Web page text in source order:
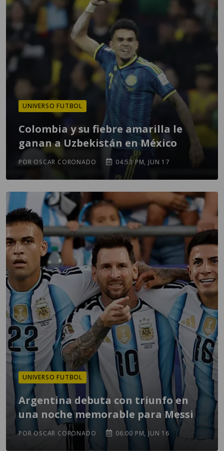
UNIVERSO FUTBOL
Colombia y su fiebre amarilla le
ganan a Uzbekistán en México
POR OSCAR CORONADO 04:53 PM, JUN 17
UNIVERSO FUTBOL
Argentina debuta con triunfo en
una noche memorable para Messi
POR OSCAR CORONADO 06:00 PM, JUN 16